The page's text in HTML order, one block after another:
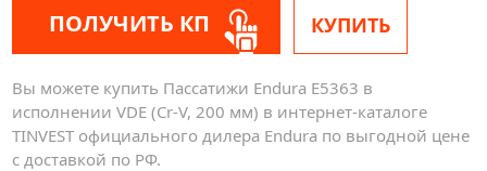
ПОЛУЧИТЬ КП КУПИТЬ
Вы можете купить Пассатижи Endura E5363 в
исполнении VDE (Cr-V, 200 мм) в интернет-каталоге
TINVEST официального дилера Endura по выгодной цене
с доставкой по РФ.